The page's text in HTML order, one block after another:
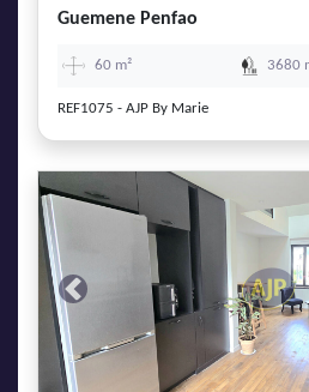
Guemene Penfao
60 m² 3680
REF1075 - AJP By Marie
Previous